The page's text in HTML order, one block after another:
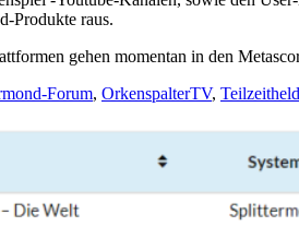
Produkte raus.
gehen momentan in den
Forum, OrkenspalterTV,